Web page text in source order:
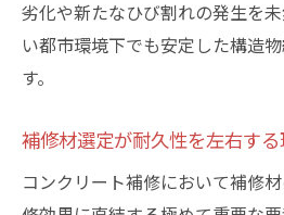
劣化や新たなひび割れの発生を
い都市環境下でも安定した構造
す。
補修材選定が耐久性を左右す
コンクリート補修において補修